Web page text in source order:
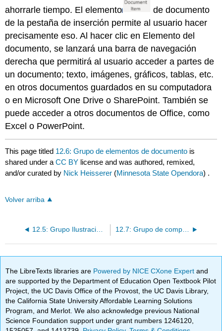
ahorrarle tiempo. El elemento
de documento
de la pestaña de inserción permite al usuario hacer
precisamente eso. Al hacer clic en Elemento del
documento, se lanzará una barra de navegación
derecha que permitirá al usuario acceder a partes de
un documento; texto, imágenes, gráficos, tablas, etc.
en otros documentos guardados en su computadora
o en Microsoft One Drive o SharePoint. También se
puede acceder a otros documentos de Office, como
Excel o PowerPoint.
This page titled 12.6: Grupo de elementos de documento is
shared under aCC BY license and was authored, remixed,
and/or curated by Nick Heisserer (Minnesota State Opendora) .
Volver arriba
12.5: Grupo Ilustraciones 12.7: Grupo de complementos
The LibreTexts libraries are Powered by NICE CXone Expertand
are supported by the Department of Education Open Textbook Pilot
Project, the UC Davis Office of the Provost, the UC Davis Library,
the California State University Affordable Learning Solutions
Program, and Merlot. We also acknowledge previous National
Science Foundation support under grant numbers 1246120,